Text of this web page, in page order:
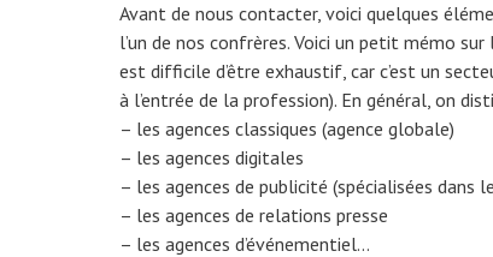
Avant de nous contacter, voici quelques
l’un de nos confrères. Voici un petit mémo
est difficile d’être exhaustif, car c’est un
à l’entrée de la profession). En général, on
– les agences classiques (agence globale)
– les agences digitales
– les agences de publicité (spécialisées dans
– les agences de relations presse
– les agences d’événementiel…